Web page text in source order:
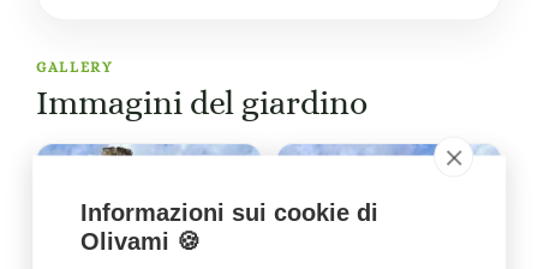
GALLERY
Immagini del giardino
Informazioni sui cookie di
Olivami 🍪